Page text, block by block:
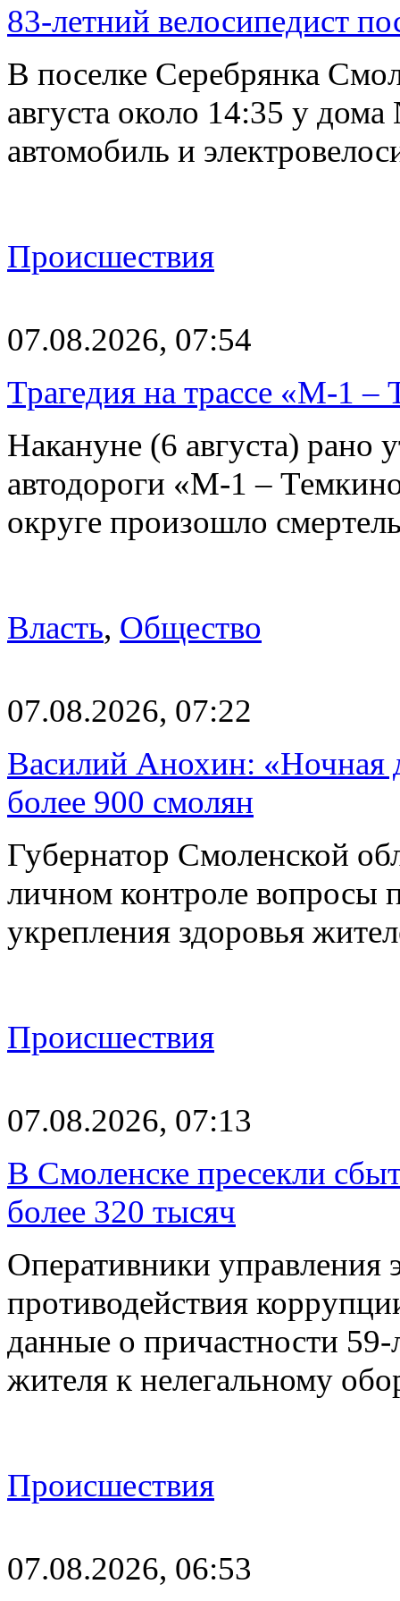
83-летний велосипедист
В поселке Серебрянка
августа около 14:35 у
автомобиль и
Происшествия
07.08.2026, 07:54
Трагедия на трассе «М-1 –
Накануне (6 августа) рано
автодороги «М-1 –
округе произошло
Власть, Общество
07.08.2026, 07:22
Василий Анохин: «Ночная
более 900 смолян
Губернатор Смоленской
личном контроле вопросы
укрепления здоровья
Происшествия
07.08.2026, 07:13
В Смоленске пресекли
более 320 тысяч
Оперативники управления
противодействия
данные о причастности 59-
жителя к нелегальному
Происшествия
07.08.2026, 06:53